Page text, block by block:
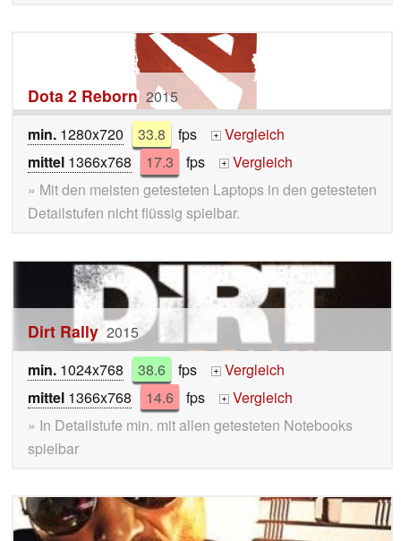
Dota 2 Reborn 2015
min. 1280x720 33.8 fps +
Vergleich
mittel 1366x768 17.3 fps +
Vergleich
» Mit den meisten getesteten Laptops in den getesteten
Detailstufen nicht flüssig spielbar.
Dirt Rally 2015
min. 1024x768 38.6 fps +
Vergleich
mittel 1366x768 14.6 fps +
Vergleich
» In Detailstufe min. mit allen getesteten Notebooks
spielbar